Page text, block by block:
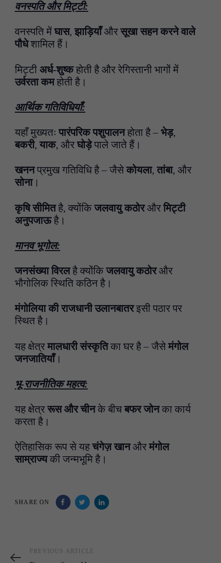
वनस्पति और मिट्टी:
वनस्पति में घास, झाड़ियाँऔरसूखा सहन करने वाले
पौधेशामिल हैं।
मिट्टी अर्ध-शुष्कहोती है और रेगिस्तानी भागों में
उर्वरता कमहोती है।
आर्थिक गतिविधियाँ:
यहाँ मुख्यतः पारंपरिक पशुपालनहोता है – भेड़,
बकरी, याक, औरघोड़ेपाले जाते हैं।
खननप्रमुख गतिविधि है – जैसे कोयला, तांबा, और
सोना।
कृषि सीमितहै, क्योंकि जलवायु कठोरऔरमिट्टी
अनुपजाऊहै।
मानव भूगोल:
जनसंख्या विरलहै क्योंकि जलवायु कठोरऔर
भौगोलिक स्थिति कठिन है।
मंगोलिया की राजधानी उलानबातरइसी पठार पर
स्थित है।
यह क्षेत्रमालधारी संस्कृतिका घर है – जैसे मंगोल
जनजातियाँ।
भू-राजनीतिक महत्व:
यह क्षेत्ररूस और चीनके बीच बफर जोनका कार्य
करता है।
ऐतिहासिक रूप से यहचंगेज़ खानऔरमंगोल
साम्राज्यकी जन्मभूमि है।
SHARE ON
Previous
PREVIOUS ARTICLE